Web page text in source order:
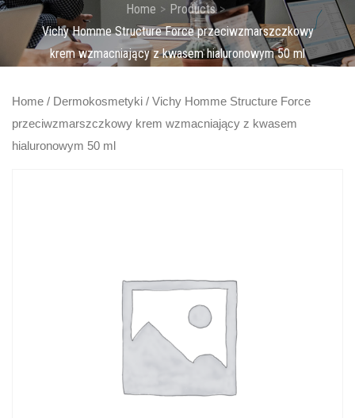
Home
Products
Vichy Homme Structure Force przeciwzmarszczkowy
krem wzmacniający z kwasem hialuronowym 50 ml
Home / Dermokosmetyki / Vichy Homme Structure Force
przeciwzmarszczkowy krem wzmacniający z kwasem
hialuronowym 50 ml